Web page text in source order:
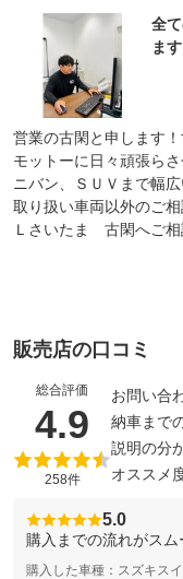
全
ま
営業の古閑と申します
モットーに日々頑張ら
ニバン、ＳＵＶまで幅
取り扱い車両以外のご
Ｌさいたま 古閑へご相
販売店の口コミ
総合評価
4.9 （5
258件
お問い合
納車まで
説明の分
オススメ
5.0
購入までの流れがスム
購入した車種：スズキス